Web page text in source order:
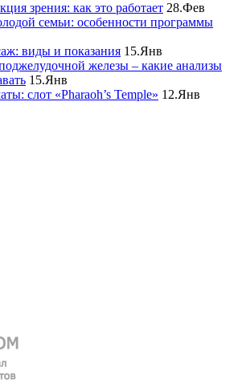
зрения: как это работает 28.Фев
семьи: особенности программы
виды и показания 15.Янв
железы – какие анализы
15.Янв
слот «Pharaoh’s Temple» 12.Янв